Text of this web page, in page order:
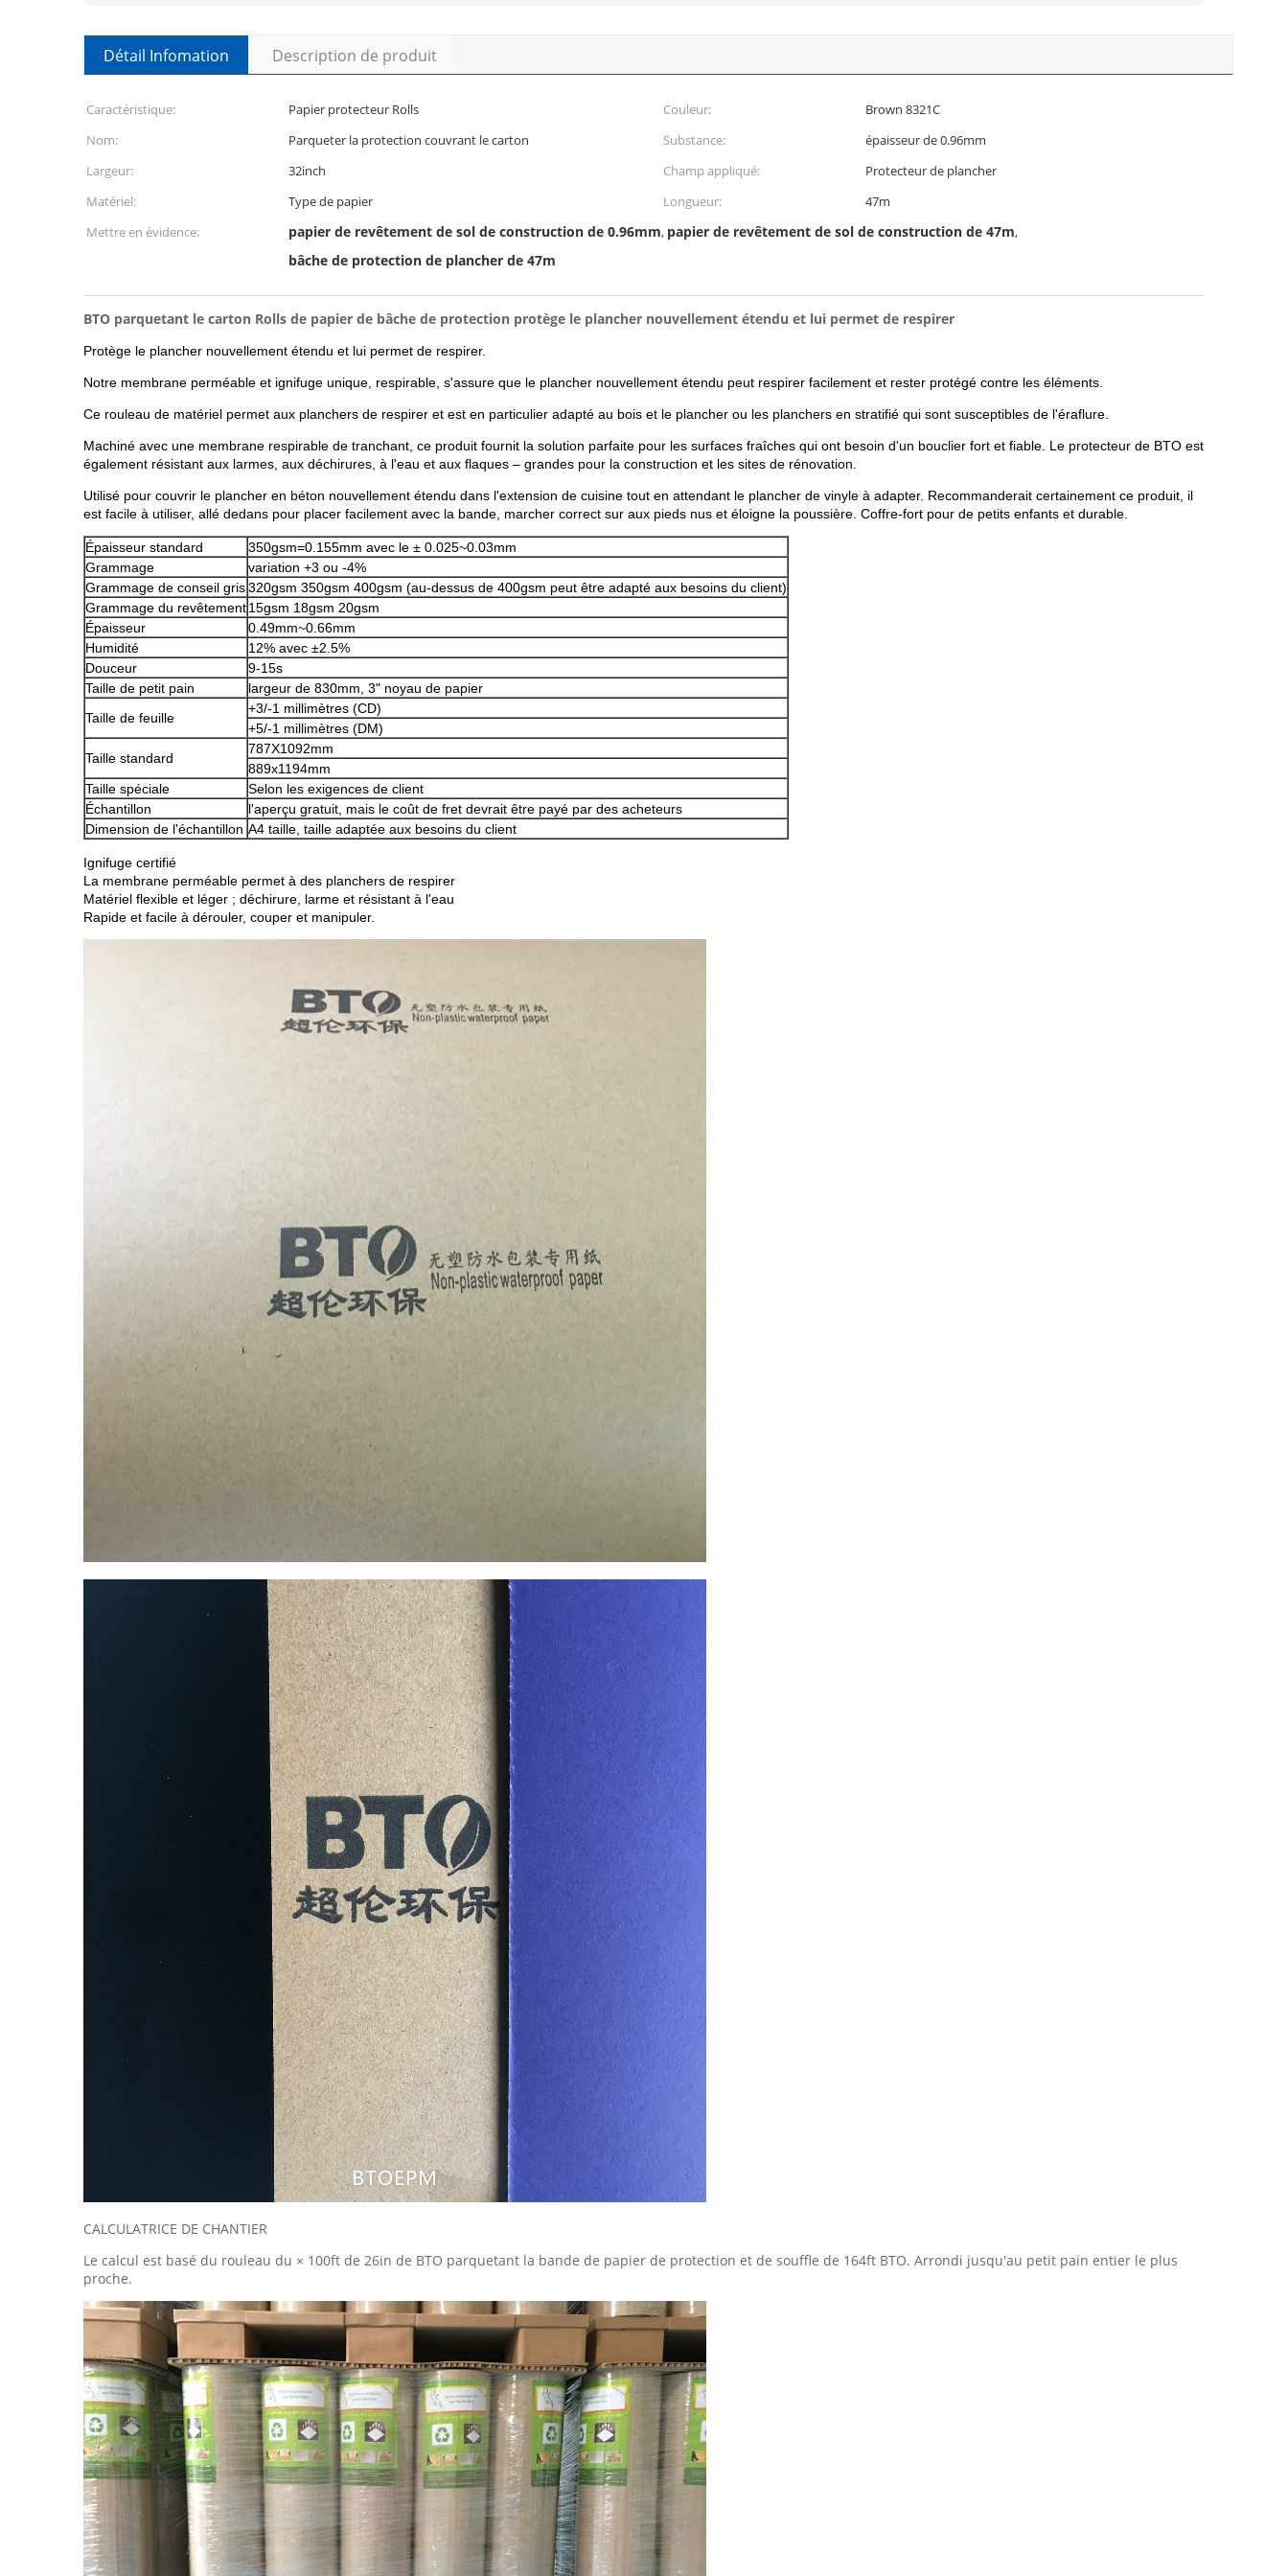
Laisser un message
Nous vous rappellerons bientôt!
Détail Infomation Description de produit
Caractéristique: Papier protecteur Rolls Couleur:
Brown 8321C
Nom:
Parqueter la protection couvrant le carton Substance:
épaisseur de 0.96mm
Largeur:
32inch Champ appliqué:
Protecteur de plancher
Matériel:
Type de papier Longueur:
47m
Mettre en évidence:
papier de revêtement de sol de construction de 0.96mm, papier de revêtement de sol de construction de 47m,
bâche de protection de plancher de 47m
BTO parquetant le carton Rolls de papier de bâche de protection protège le plancher nouvellement étendu et lui permet de respirer
Protège le plancher nouvellement étendu et lui permet de respirer.
Notre membrane perméable et ignifuge unique, respirable, s'assure que le plancher nouvellement étendu peut respirer facilement et rester protégé contre les éléments.
Ce rouleau de matériel permet aux planchers de respirer et est en particulier adapté au bois et le plancher ou les planchers en stratifié qui sont susceptibles de l'éraflure.
Machiné avec une membrane respirable de tranchant, ce produit fournit la solution parfaite pour les surfaces fraîches qui ont besoin d'un bouclier fort et fiable. Le protecteur de BTO est
également résistant aux larmes, aux déchirures, à l'eau et aux flaques – grandes pour la construction et les sites de rénovation.
Utilisé pour couvrir le plancher en béton nouvellement étendu dans l'extension de cuisine tout en attendant le plancher de vinyle à adapter. Recommanderait certainement ce produit, il
est facile à utiliser, allé dedans pour placer facilement avec la bande, marcher correct sur aux pieds nus et éloigne la poussière. Coffre-fort pour de petits enfants et durable.
Épaisseur standard
350gsm=0.155mm avec le ± 0.025~0.03mm
Grammage
variation +3 ou -4%
Grammage de conseil gris320gsm 350gsm 400gsm (au-dessus de 400gsm peut être adapté aux besoins du client)
Grammage du revêtement15gsm 18gsm 20gsm
Épaisseur
0.49mm~0.66mm
Humidité
12% avec ±2.5%
Douceur
9-15s
Taille de petit pain
largeur de 830mm, 3" noyau de papier
Taille de feuille
+3/-1 millimètres (CD)
+5/-1 millimètres (DM)
Taille standard
787X1092mm
889x1194mm
Taille spéciale
Selon les exigences de client
Échantillon
l'aperçu gratuit, mais le coût de fret devrait être payé par des acheteurs
Dimension de l'échantillon A4 taille, taille adaptée aux besoins du client
Ignifuge certifié
La membrane perméable permet à des planchers de respirer
Matériel flexible et léger ; déchirure, larme et résistant à l'eau
Rapide et facile à dérouler, couper et manipuler.
CALCULATRICE DE CHANTIER
Le calcul est basé du rouleau du × 100ft de 26in de BTO parquetant la bande de papier de protection et de souffle de 164ft BTO. Arrondi jusqu'au petit pain entier le plus
proche.